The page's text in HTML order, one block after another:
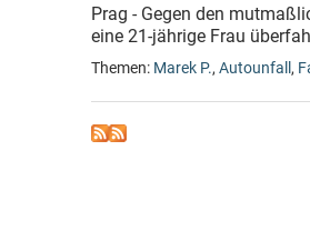
Prag - Gegen den
eine 21-jährige Frau
Themen: Marek P., Autounfall ,